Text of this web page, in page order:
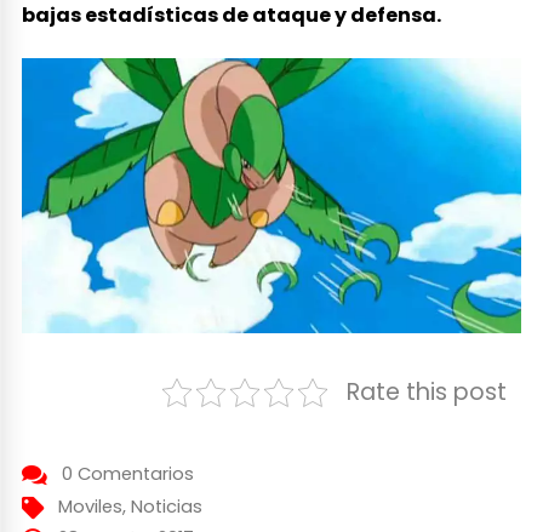
bajas estadísticas de ataque y defensa.
Rate this post
0 Comentarios
Moviles, Noticias